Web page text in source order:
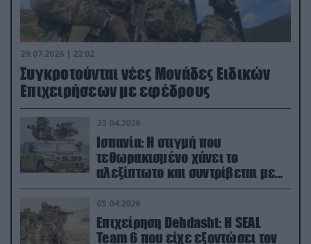
29.07.2026 | 22:02
Συγκροτούνται νέες Μονάδες Ειδικών
Επιχειρήσεων με εφέδρους
23.04.2026
Ισπανία: Η στιγμή που
τεθωρακισμένο χάνει το
αλεξίπτωτο και συντρίβεται με
ορμή στο έδαφος (βίντεο)
05.04.2026
Επιχείρηση Dehdasht: Η SEAL
Team 6 που είχε εξοντώσει τον